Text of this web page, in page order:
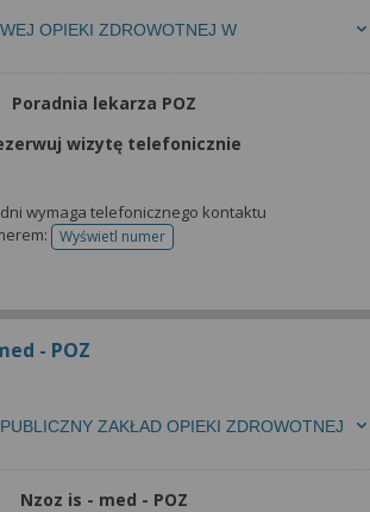
OPIEKI ZDROWOTNEJ W
Poradnia lekarza POZ
wizytę telefonicznie
wymaga telefonicznego kontaktu
Wyświetl numertelefonu do rejestracji
- POZ
ZAKŁAD OPIEKI ZDROWOTNEJ
Nzoz is - med - POZ